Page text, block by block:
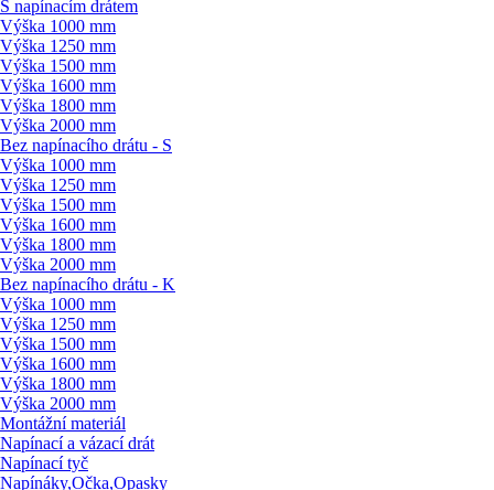
S napínacím drátem
Výška 1000 mm
Výška 1250 mm
Výška 1500 mm
Výška 1600 mm
Výška 1800 mm
Výška 2000 mm
Bez napínacího drátu - S
Výška 1000 mm
Výška 1250 mm
Výška 1500 mm
Výška 1600 mm
Výška 1800 mm
Výška 2000 mm
Bez napínacího drátu - K
Výška 1000 mm
Výška 1250 mm
Výška 1500 mm
Výška 1600 mm
Výška 1800 mm
Výška 2000 mm
Montážní materiál
Napínací a vázací drát
Napínací tyč
Napínáky,Očka,Opasky